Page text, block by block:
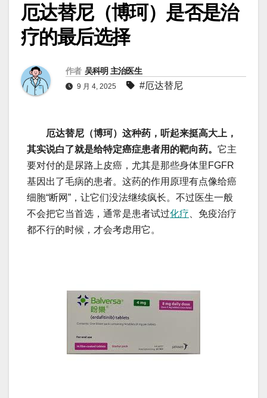
厄达替尼（博珂）是否是治
疗的最后选择
作者 吴科明 主治医生
9 月 4, 2025 #厄达替尼
厄达替尼（博珂）这种药，听起来挺高大上，
其实说白了就是给特定癌症患者用的靶向药。 它主
要对付的是尿路上皮癌，尤其是那些身体里FGFR
基因出了毛病的患者。这药的作用原理有点像给癌
细胞“断网”，让它们没法继续疯长。不过医生一般
不会把它当首选，通常是患者试过化疗 、免疫治疗
都不行的时候，才会考虑用它。